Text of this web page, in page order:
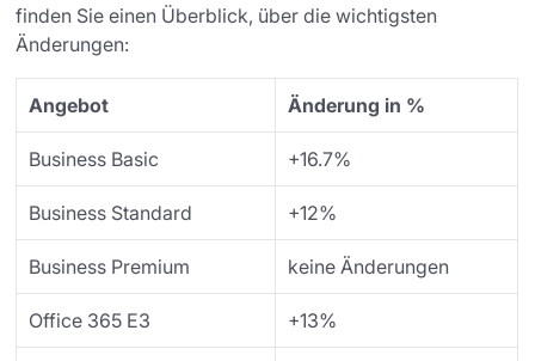
finden Sie einen Überblick, über die wichtigsten
Änderungen:
Angebot Änderung in %
Business Basic +16.7%
Business Standard +12%
Business Premium keine Änderungen
Office 365 E3 +13%